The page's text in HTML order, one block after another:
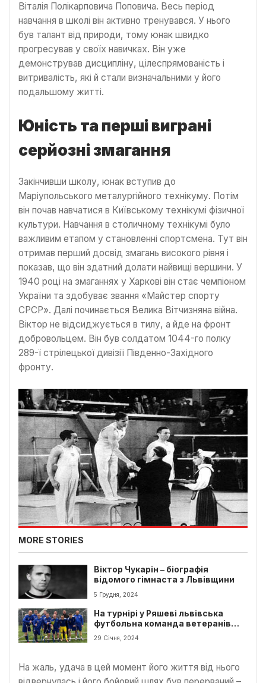
Віталія Полікарповича Поповича. Весь період
навчання в школі він активно тренувався. У нього
був талант від природи, тому юнак швидко
прогресував у своїх навичках. Він уже
демонстрував дисципліну, цілеспрямованість і
витривалість, які й стали визначальними у його
подальшому житті.
Юність та перші виграні
серйозні змагання
Закінчивши школу, юнак вступив до
Маріупольського металургійного технікуму. Потім
він почав навчатися в Київському технікумі фізичної
культури. Навчання в столичному технікумі було
важливим етапом у становленні спортсмена. Тут він
отримав перший досвід змагань високого рівня і
показав, що він здатний долати найвищі вершини. У
1940 році на змаганнях у Харкові він стає чемпіоном
України та здобуває звання «Майстер спорту
СРСР». Далі починається Велика Вітчизняна війна.
Віктор не відсиджується в тилу, а йде на фронт
добровольцем. Він був солдатом 1044-го полку
289-ї стрілецької дивізії Південно-Західного
фронту.
MORE STORIES
Віктор Чукарін ‒ біографія
відомого гімнаста з Львівщини
5 Грудня, 2024
На турнірі у Ряшеві львівська
футбольна команда ветеранів
війни здобула срібло
29 Січня, 2024
На жаль, удача в цей момент його життя від нього